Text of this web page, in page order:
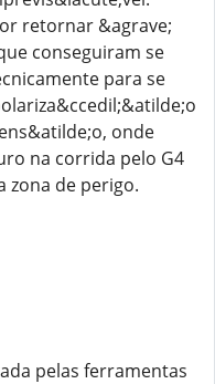
retornar &agrave;
conseguiram se
para se
onde
na corrida pelo G4
zona de perigo.
pelas ferramentas